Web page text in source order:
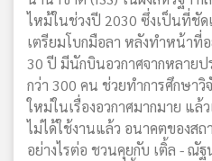
เครือ
ข่าย
ไหม้ในช่วงปี 2030 ซึ่งเป็นที่ชั
เตรียมโบกมือลา หลังทำหน้าที่
30 ปี มีนักบินอวกาศจากหลาย
กว่า 300 คน ช่วยทำการศึกษา
ใหม่ในเรื่องอวกาศมากมาย แล้
ไม่ได้ใช้งานแล้ว อนาคตของส
อย่างไรต่อ ชวนคุยกับ เติ้ล - ณั